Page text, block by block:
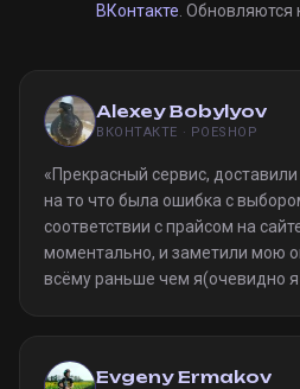
ВКонтакте .
Alexey Bobylyov
ВКОНТАКТЕ · POESHOP
«Прекрасный сервис,
на то что была ошибка с
соответствии с прайсом на
моментально, и заметили мою
всёму раньше чем я(очевидно я
Evgeny Ermakov